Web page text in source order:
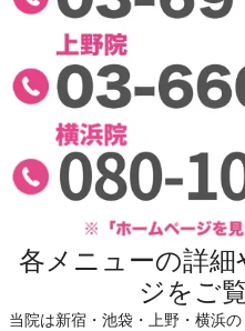
各メニューの詳
ジをご
当院は新宿・池袋・上野・横浜